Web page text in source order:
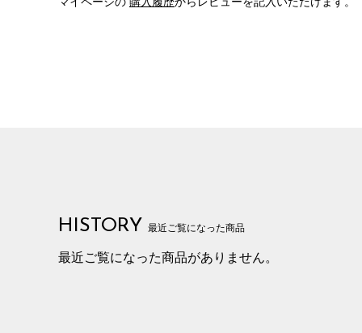
HISTORY 最近ご覧になった商品
最近ご覧になった商品がありません。